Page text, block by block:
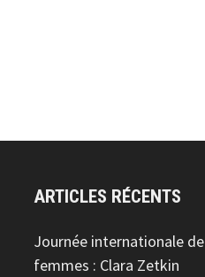
ARTICLES RÉCENTS
Journée internationale
femmes : Clara Zetkin